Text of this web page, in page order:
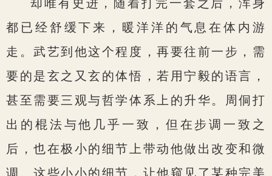
却唯有史进，随着打完一套之后，浑身
都已经舒缓下来，暖洋洋的气息在体内游
走。武艺到他这个程度，再要往前一步，需
要的是玄之又玄的体悟，若用宁毅的语言，
甚至需要三观与哲学体系上的升华。周侗打
出的棍法与他几乎一致，但在步调一致之
后，也在极小的细节上带动他做出改变和微
调。这些小小的细节，让他窥见了某种完美